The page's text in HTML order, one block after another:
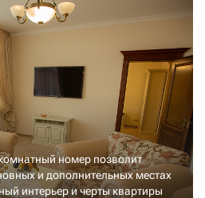
номер позволит
и дополнительных местах
интерьер и черты квартиры